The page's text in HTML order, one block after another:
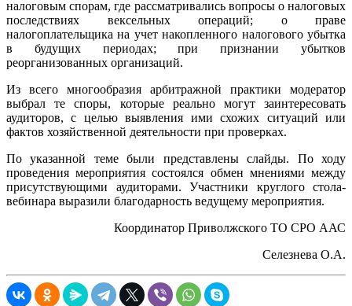
налоговым спорам, где рассматривались вопросы о налоговых
последствиях вексельных операций; о праве
налогоплательщика на учет накопленного налогового убытка
в будущих периодах; при признании убытков
реорганизованных организаций.
Из всего многообразия арбитражной практики модератор
выбрал те споры, которые реально могут заинтересовать
аудиторов, с целью выявления ими схожих ситуаций или
фактов хозяйственной деятельности при проверках.
По указанной теме были представлены слайды. По ходу
проведения мероприятия состоялся обмен мнениями между
присутствующими аудиторами. Участники круглого стола-
вебинара выразили благодарность ведущему мероприятия.
Координатор Приволжского ТО СРО ААС
Селезнева О.А.